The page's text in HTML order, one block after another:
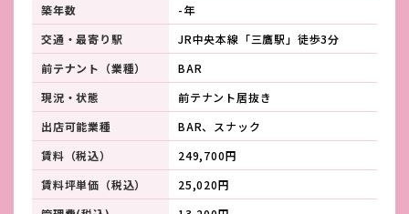
築年数
-年
交通・最寄り駅
JR中央本線「三鷹駅」徒歩3分
前テナント（業種）
BAR
現況・状態
前テナント居抜き
出店可能業種
BAR、スナック
賃料（税込）
249,700円
賃料坪単価（税込）
25,020円